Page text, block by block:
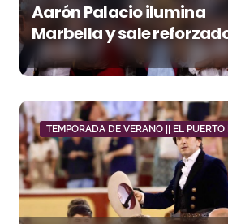
Aarón Palacio ilumina
Marbella y sale
junto a Manzanares y
Morante
TEMPORADA DE VERANO || EL